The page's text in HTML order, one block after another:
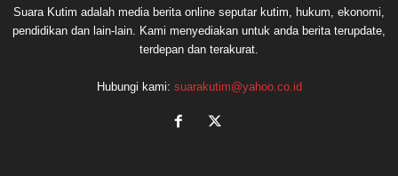
Suara Kutim adalah media berita online seputar kutim, hukum, ekonomi,
pendidikan dan lain-lain. Kami menyediakan untuk anda berita terupdate,
terdepan dan terakurat.
Hubungi kami: suarakutim@yahoo.co.id